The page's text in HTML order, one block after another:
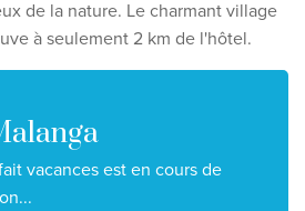
nos thèmes
de la nature. Le charmant village
à seulement 2 km de l'hôtel.
vacances est en cours de